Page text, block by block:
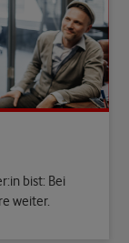
bist: Bei
weiter.